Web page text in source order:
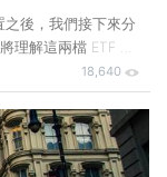
之後，我們接下來分
理解這兩檔 ETF 的
先選擇哪一檔作為投
的特點，近年來受到
為國內交易量最
和 620.7 億元新台
兩檔 ETF 的需求預
18,640